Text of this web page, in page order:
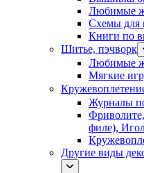
Любимые
Схемы для
Книги по
Шитье, пэчворк
Любимые
Мягкие
Журналы
филе),
Другие виды